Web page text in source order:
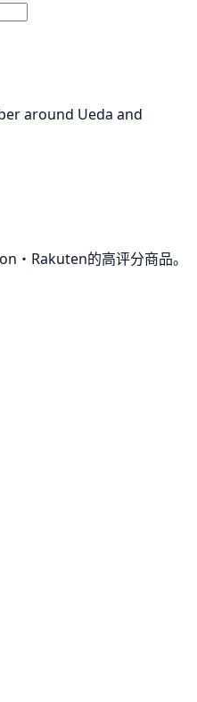
around Ueda and
・Rakuten的高评分商品。